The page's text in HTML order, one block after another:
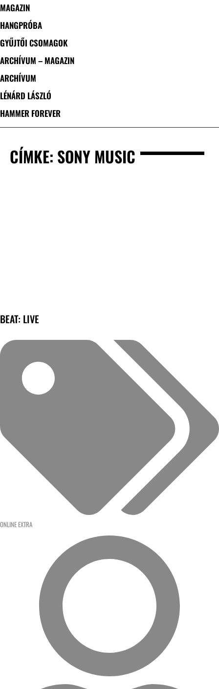
MAGAZIN
HANGPRÓBA
GYŰJTŐI CSOMAGOK
ARCHÍVUM – MAGAZIN
ARCHÍVUM
LÉNÁRD LÁSZLÓ
HAMMER FOREVER
CÍMKE: SONY MUSIC
BEAT: LIVE
ONLINE EXTRA